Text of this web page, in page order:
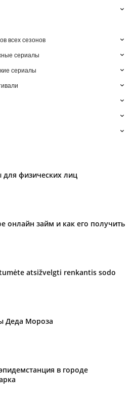
всех сезонов
сериалы
сериалы
для физических лиц
онлайн займ и как его получить
atsižvelgti renkantis sodo
Деда Мороза
в городе